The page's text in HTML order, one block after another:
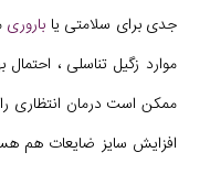
جدی برای سلامتی یا باروری
موارد زگیل تناسلی ،
ممکن است درمان انتظاری را
افزایش سایز ضایعات هم